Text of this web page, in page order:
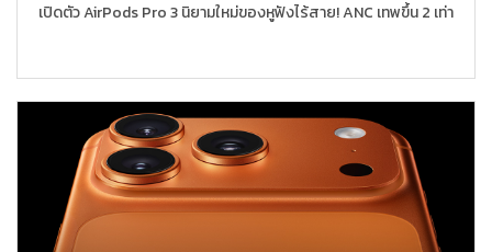
เปิดตัว AirPods Pro 3 นิยามใหม่ของหูฟังไร้สาย! ANC เทพขึ้น 2 เท่า